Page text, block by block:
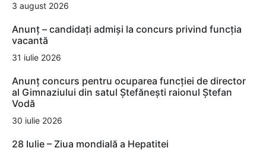
3 august 2026
Anunț – candidați admiși la concurs privind funcția
vacantă
31 iulie 2026
Anunț concurs pentru ocuparea funcției de director
al Gimnaziului din satul Ștefănești raionul Ștefan
Vodă
30 iulie 2026
28 Iulie – Ziua mondială a Hepatitei